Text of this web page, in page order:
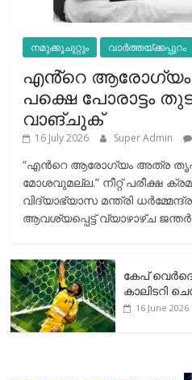
നമുക്കുചുറ്റും വാർത്തയ്ക്കപ്പുറം
എൻ്റെ ആരോഗ്യം
പക്ഷെ പോരാട്ടം
വാങ്ചുക്
16 July 2026 Super Admin
“എന്‍റെ ആരോഗ്യം അത്ര
മോശവുമല്ല.” നീറ്റ് പരീക്ഷ
വിദ്യാഭ്യാസ മന്ത്രി
ആവശ്യപ്പെട്ട് വ്യാഴാഴ്ച ജന്തർ
കേപ്
കാലിടറി
16 June 2026